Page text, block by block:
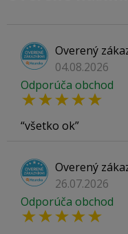
Overený
04.08.2026
Odporúča obchod
všetko ok
Overený
26.07.2026
Odporúča obchod